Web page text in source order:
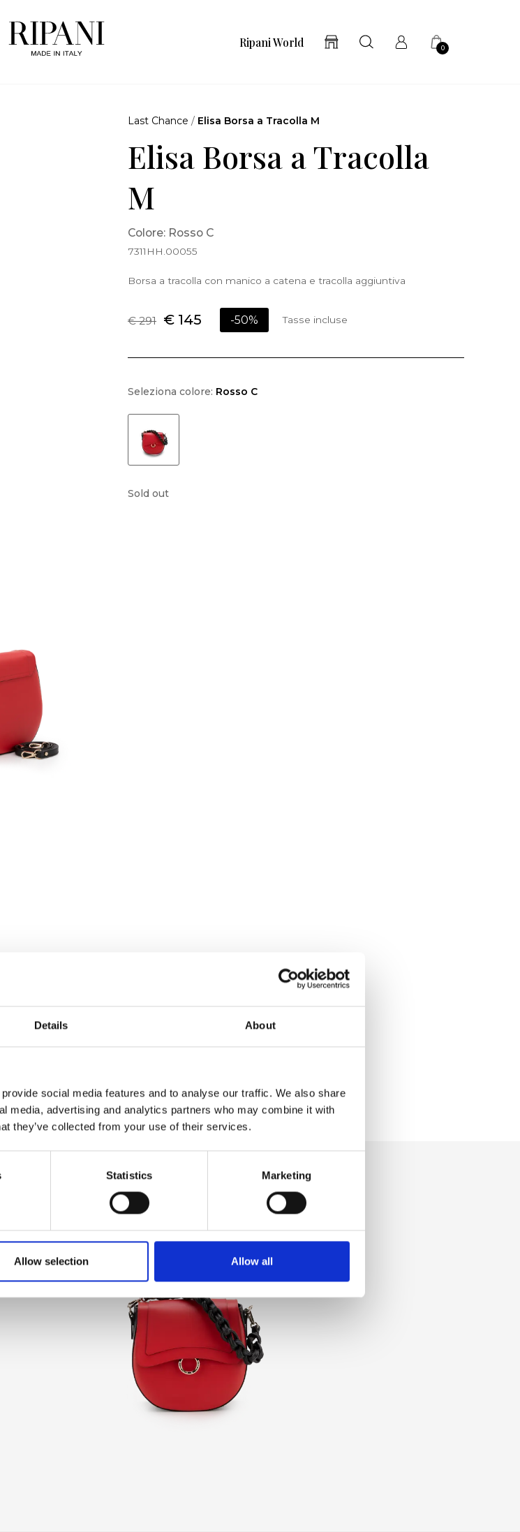
Details About
social media features and to analyse our traffic. We also share
media, advertising and analytics partners who may combine it with
they’ve collected from your use of their services.
Statistics Marketing
Allow selection Allow all
Ripani World 0
Last Chance / Elisa Borsa a Tracolla M
Elisa Borsa a Tracolla
M
Colore: Rosso C
7311HH.00055
Borsa a tracolla con manico a catena e tracolla aggiuntiva
€ 291 € 145 -50% Tasse incluse
Seleziona colore: Rosso C
Sold out